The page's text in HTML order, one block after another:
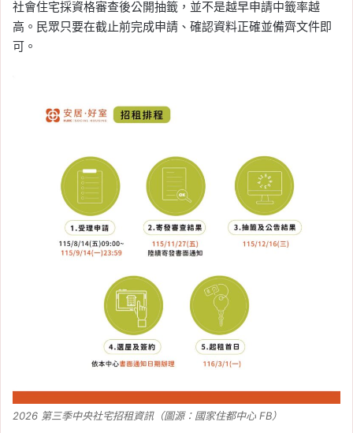
社會住宅採資格審查後公開抽籤，並不是越早申請中籤率越
高。民眾只要在截止前完成申請、確認資料正確並備齊文件即
可。
2026 第三季中央社宅招租資訊（圖源：國家住都中心 FB）